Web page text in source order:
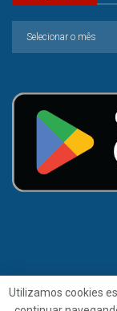
Utilizamos cookies